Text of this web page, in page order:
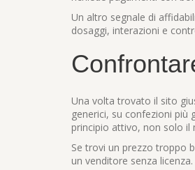
Un altro segnale di
dosaggi, interazioni e
Una volta trovato il sito
generici, su confezioni più
principio attivo, non solo il
Se trovi un prezzo troppo
un venditore senza